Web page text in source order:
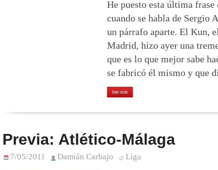
He puesto esta última
cuando se habla de Sergio
un párrafo aparte. El Kun,
Madrid, hizo ayer una
que es lo que mejor sabe
se fabricó él mismo y que
leer más
Previa: Atlético-Málaga
7/05/2011 Damián Carbajo Liga